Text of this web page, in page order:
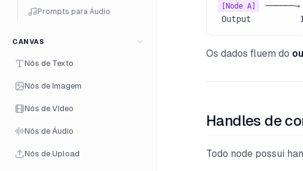
Prompts para Áudio
CANVAS
Nós de Texto
Nós de Imagem
Nós de Vídeo
Nós de Áudio
Nós de Upload
[Node A] ──────→
Output
Os dados fluem do
Handles de
Todo node possui